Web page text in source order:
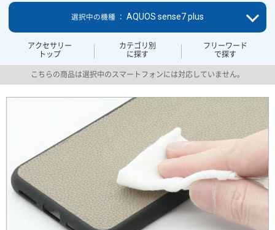
アクセサリー
トップ
カテゴリ別
に探す
フリーワード
で探す
選択中の機種 ： AQUOS sense7 plus
こちらの商品は選択中のスマートフォンには対応していません。